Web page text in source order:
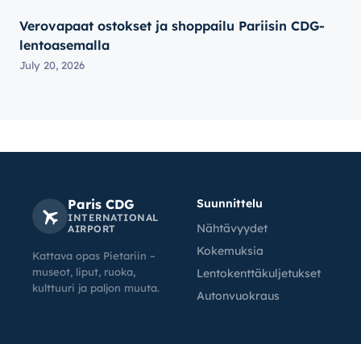
Verovapaat ostokset ja shoppailu Pariisin CDG-
lentoasemalla
July 20, 2026
Paris CDG
INTERNATIONAL
AIRPORT
Kattava opas Pietariin –
museot, liput, ruoka,
kulttuuri ja paljon muuta.
Suunnittelu
Nähtävyydet
Kokemuksia
Lentokenttäkuljetukset
Autonvuokraus